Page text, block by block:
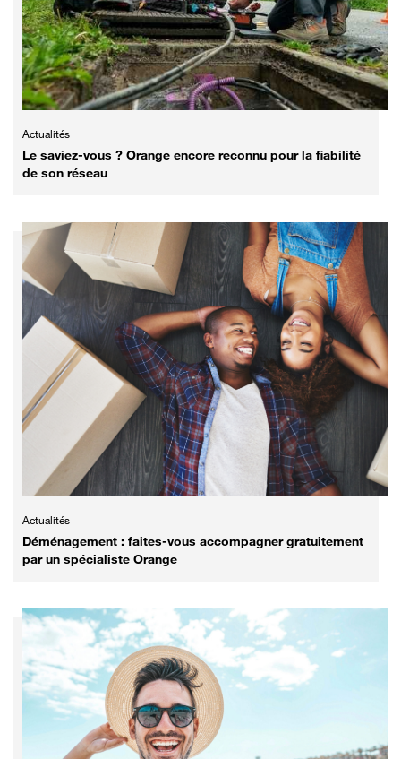
Actualités
Le saviez-vous ? Orange encore reconnu pour la fiabilité
de son réseau
Actualités
Déménagement : faites-vous accompagner gratuitement
par un spécialiste Orange